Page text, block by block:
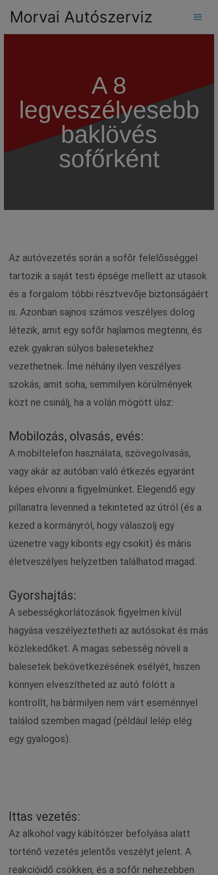
Morvai Autószerviz
A 8
legveszélyesebb
baklövés
sofőrként
Az autóvezetés során a sofőr felelősséggel
tartozik a saját testi épsége mellett az utasok
és a forgalom többi résztvevője biztonságáért
is. Azonban sajnos számos veszélyes dolog
létezik, amit egy sofőr hajlamos megtenni, és
ezek gyakran súlyos balesetekhez
vezethetnek. Íme néhány ilyen veszélyes
szokás, amit soha, semmilyen körülmények
közt ne csinálj, ha a volán mögött ülsz:
Mobilozás, olvasás, evés:
A mobiltelefon használata, szövegolvasás,
vagy akár az autóban való étkezés egyaránt
képes elvonni a figyelmünket. Elegendő egy
pillanatra levenned a tekinteted az útról (és a
kezed a kormányról, hogy válaszolj egy
üzenetre vagy kibonts egy csokit) és máris
életveszélyes helyzetben találhatod magad.
Gyorshajtás:
A sebességkorlátozások figyelmen kívül
hagyása veszélyeztetheti az autósokat és más
közlekedőket. A magas sebesség növeli a
balesetek bekövetkezésének esélyét, hiszen
könnyen elveszítheted az autó fölött a
kontrollt, ha bármilyen nem várt eseménnyel
találod szemben magad (például lelép elég
egy gyalogos).
Ittas vezetés:
Az alkohol vagy kábítószer befolyása alatt
történő vezetés jelentős veszélyt jelent. A
reakcióidő csökken, és a sofőr nehezebben